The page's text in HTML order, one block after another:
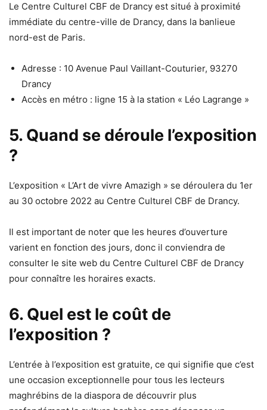
Le Centre Culturel CBF de Drancy est situé à proximité
immédiate du centre-ville de Drancy, dans la banlieue
nord-est de Paris.
Adresse : 10 Avenue Paul Vaillant-Couturier, 93270
Drancy
Accès en métro : ligne 15 à la station « Léo Lagrange »
5. Quand se déroule l’exposition
?
L’exposition « L’Art de vivre Amazigh » se déroulera du 1er
au 30 octobre 2022 au Centre Culturel CBF de Drancy.
Il est important de noter que les heures d’ouverture
varient en fonction des jours, donc il conviendra de
consulter le site web du Centre Culturel CBF de Drancy
pour connaître les horaires exacts.
6. Quel est le coût de
l’exposition ?
L’entrée à l’exposition est gratuite, ce qui signifie que c’est
une occasion exceptionnelle pour tous les lecteurs
maghrébins de la diaspora de découvrir plus